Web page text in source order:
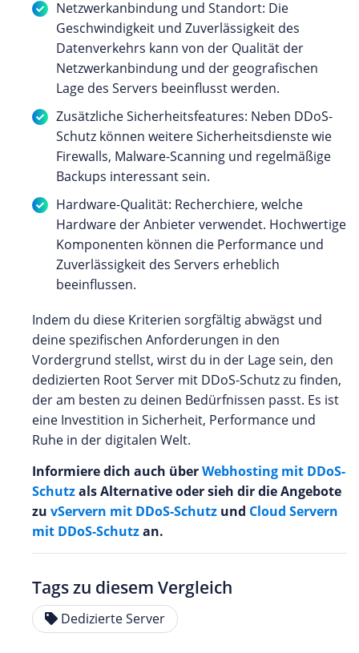
Netzwerkanbindung und Standort: Die
Geschwindigkeit und Zuverlässigkeit des
Datenverkehrs kann von der Qualität der
Netzwerkanbindung und der geografischen
Lage des Servers beeinflusst werden.
Zusätzliche Sicherheitsfeatures: Neben DDoS-
Schutz können weitere Sicherheitsdienste wie
Firewalls, Malware-Scanning und regelmäßige
Backups interessant sein.
Hardware-Qualität: Recherchiere, welche
Hardware der Anbieter verwendet. Hochwertige
Komponenten können die Performance und
Zuverlässigkeit des Servers erheblich
beeinflussen.
Indem du diese Kriterien sorgfältig abwägst und
deine spezifischen Anforderungen in den
Vordergrund stellst, wirst du in der Lage sein, den
dedizierten Root Server mit DDoS-Schutz zu finden,
der am besten zu deinen Bedürfnissen passt. Es ist
eine Investition in Sicherheit, Performance und
Ruhe in der digitalen Welt.
Informiere dich auch überWebhosting mit DDoS-
Schutzals Alternative oder sieh dir die Angebote
zu vServern mit DDoS-Schutz und Cloud Servern
mit DDoS-Schutzan.
Tags zu diesem Vergleich
Dedizierte Server